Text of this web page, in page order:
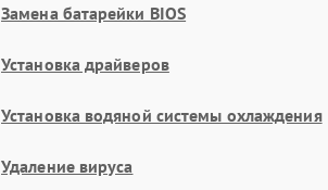
Замена батарейки BIOS
Установка драйверов
Установка водяной системы охлаждения
Удаление вируса